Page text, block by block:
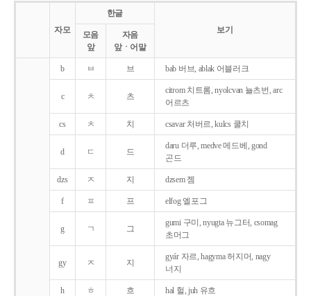
자모
한글
보기
모음
앞
자음
앞ㆍ어말
b ㅂ 브 bab 버브, ablak 어블러크
c ㅊ 츠
citrom 치트롬, nyolcvan 뇰츠번, arc
어르츠
cs ㅊ 치 csavar 처버르, kulcs 쿨치
d ㄷ 드
daru 더루, medve 메드베, gond
곤드
dzs ㅈ 지 dzsem 젬
f ㅍ 프 elfog 엘포그
g ㄱ 그
gumi 구미, nyugta 뉴그터, csomag
초머그
gy ㅈ 지
gyár 자르, hagyma 허지머, nagy
너지
h ㅎ 흐 hal 헐, juh 유흐